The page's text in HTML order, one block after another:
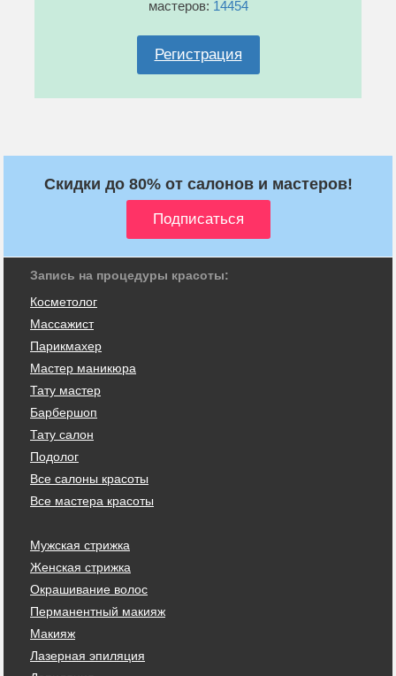
мастеров: 14454
Регистрация
Скидки до 80% от салонов и мастеров!
Запись на процедуры красоты:
Косметолог
Массажист
Парикмахер
Мастер маникюра
Тату мастер
Барбершоп
Тату салон
Подолог
Все салоны красоты
Все мастера красоты
Мужская стрижка
Женская стрижка
Окрашивание волос
Перманентный макияж
Макияж
Лазерная эпиляция